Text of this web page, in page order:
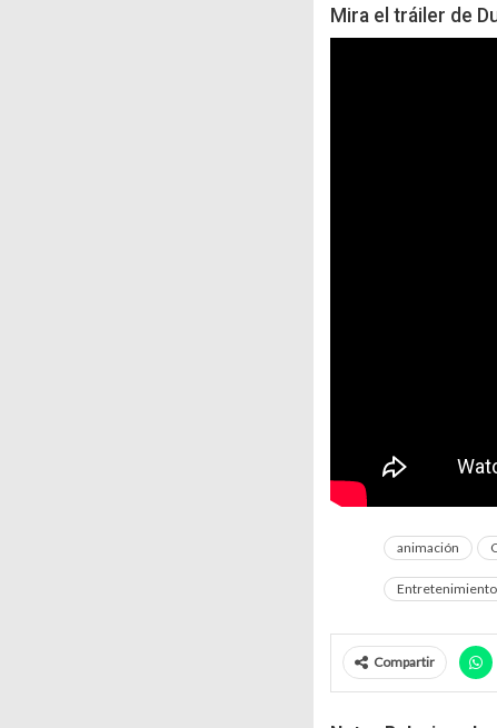
Mira el tráiler de
animación
Entretenimiento
Compartir